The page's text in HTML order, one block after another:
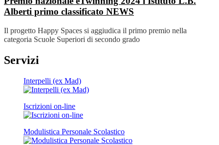
Alberti primo classificato NEWS
Il progetto Happy Spaces si aggiudica il primo premio nella
categoria Scuole Superiori di secondo grado
Servizi
Interpelli (ex Mad)
Iscrizioni on-line
Modulistica Personale Scolastico